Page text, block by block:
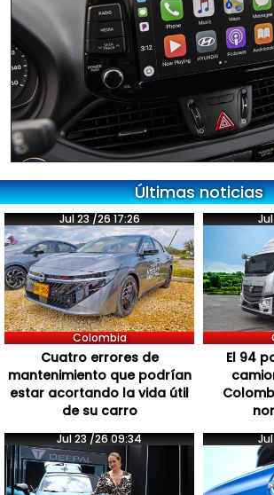
Últimas noticias
Jul 23 /26 17:26
Colombia
Cuatro errores de
mantenimiento que podrían
estar acortando la vida útil
de su carro
El 94
Jul 23 /26 09:34